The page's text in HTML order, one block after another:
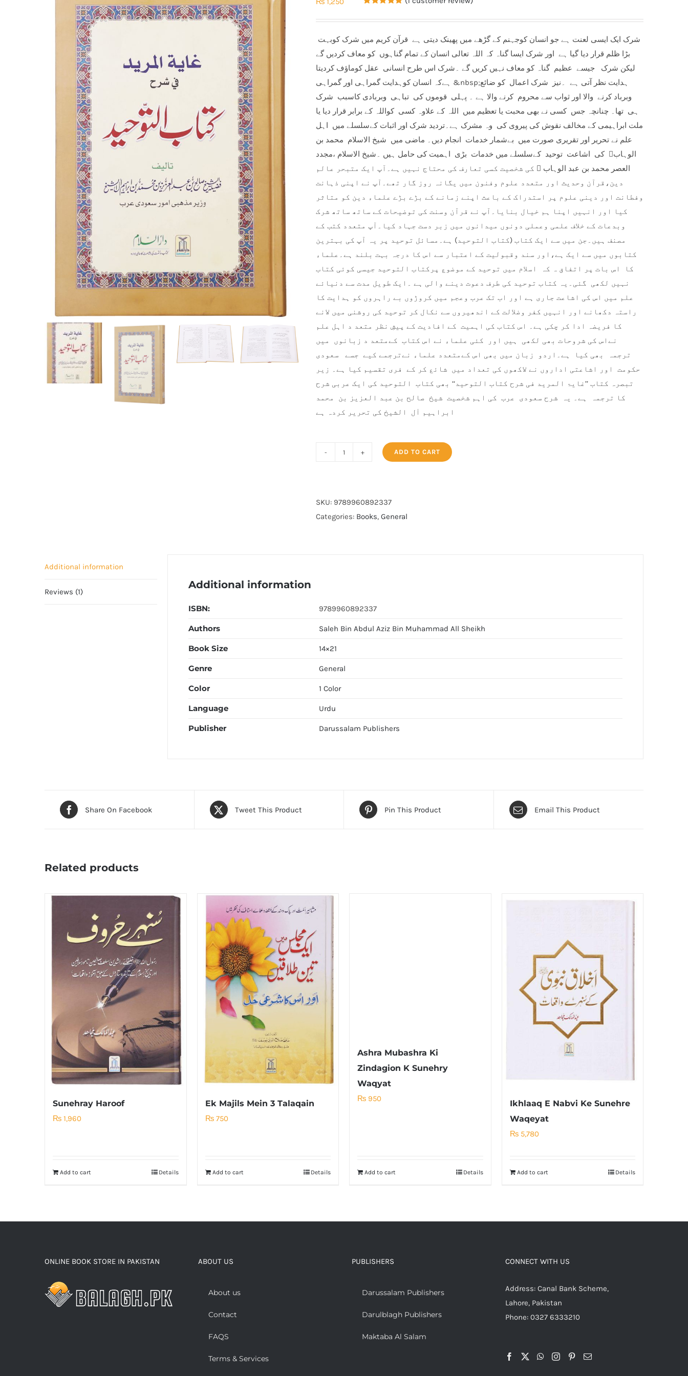
out of 5
customer
rating
بڑا ظلم قرار دیا گیا ہے اور شرک ایسا گناہ کہ اللہ تعالی انسان کے تمام گناہوں کو معاف کردیں گے
لیکن شرک جیسے عظیم گناہ کو معاف نہیں کریں گے ۔شرک اس طرح انسانی عقل کوماؤف کردیتا
ہےکہ انسان کوہدایت گمراہی اور گمراہی &nbsp;ہدایت نظر آتی ہے ۔نیز شرک اعمال کو ضائع
وبرباد کرنے والا اور ثواب سے محروم کرنے والا ہے ۔ پہلی قوموں کی تباہی وبربادی کاسبب شرک
ہی تھا۔ چنانچہ جس کسی نے بھی محبت یا تعظیم میں اللہ کے علاوہ کسی کواللہ کے برابر قرار دیا یا
ملت ابراہیمی کے مخالف نقوش کی پیروی کی وہ مشرک ہے۔تردید شرک اور اثبات کےسلسلے میں اہل
علم نے تحریر اور تقریری صورت میں بےشمار خدمات انجام دیں۔ ماضی میں شیخ الاسلام محمد بن
الوہاب﷫ کی اشاعت توحید کےسلسلے میں خدمات بڑی اہمیت کی حامل ہیں ۔شیخ الاسلام ،مجدد
العصر محمد بن عبد الوہاب ﷫ کی شخصیت کسی تعارف کی محتاج نہیں ہے۔آپ ایک متبحر عالم
دین،قرآن وحدیث اور متعدد علوم وفنون میں یگانہ روز گار تھے۔آپ نے اپنی ذہانت
وفطانت اور دینی علوم پر استدراک کے باعث اپنے زمانے کے بڑے بڑے علماء دین کو متاثر
کیا اور انہیں اپنا ہم خیال بنایا۔آپ نے قرآن وسنت کی توضیحات کے ساتھ ساتھ شرک
وبدعات کے خلاف علمی وعملی دونوں میدانوں میں زبر دست جہاد کیا۔آپ متعدد کتب کے
مصنف ہیں۔جن میں سے ایک کتاب (کتاب التوحید) ہے۔مسائل توحید پر یہ آپ کی بہترین
کتابوں میں سے ایک ہے،اور سند وقبولیت کے اعتبار سے اس کا درجہ بہت بلند ہے۔علماء
کا اس بات پر اتفاق ہ کہ اسلام میں توحید کے موضوع پرکتاب التوحید جیسی کوئی کتاب
نہیں لکھی گئی۔یہ کتاب توحید کی طرف دعوت دینے والی ہے ۔ایک طویل مدت سے دنیائے
علم میں اس کی اشاعت جاری ہے اور اب تک عرب وعجم میں کروڑوں بے راہروں کو ہدایت کا
راستہ دکھانے اور انہیں کفر وضلالت کے اندھیروں سے نکال کر توحید کی روشنی میں لانے
کا فریضہ ادا کر چکی ہے۔ اس کتاب کی اہمیت کے افادیت کے پیشِ نظر متعد د اہل علم
نےاس کی شروحات بھی لکھی ہیں اور کئی علماء نے اس کتاب کےمتعد د زبانوں میں
ترجمہ بھی کیا ہے۔اردو زبان میں بھی اس کےمتعدد علماء نےترجمے کیے جسے سعودی
حکومت اور اشاعتی اداروں نے لاکھوں کی تعداد میں شائع کر کے فری تقسیم کیا ہے۔ زیر
تبصرہ کتاب ’’غایۃ المرید فی شرح کتاب التوحید‘‘ بھی کتاب التوحید کی ایک عربی شرح
کا ترجمہ ہے۔ یہ شرح سعودی عرب کی اہم شخصیت شیخ صالح بن عبد العزیز بن محمد
Sharah
Kitab
ADD TO CART
SKU: 9789960892337
Categories: Books, General
Additional information
Reviews (1)
Additional information
ISBN: 9789960892337
Authors Saleh Bin Abdul Aziz Bin Muhammad All Sheikh
Book Size 14×21
Genre General
Color 1 Color
Language Urdu
Publisher Darussalam Publishers
Share On Facebook Tweet This Product Pin This Product Email This Product
Related products
Sunehray Haroof
₨ 1,960
Add to cart Details
Ek Majils Mein 3 Talaqain
₨750
Add to cart Details
Ashra Mubashra Ki
Zindagion K Sunehry
Waqyat
₨ 950
Add to cart Details
Ikhlaaq E Nabvi Ke Sunehre
Waqeyat
₨5,780
Add to cart Details
ONLINE BOOK STORE IN PAKISTAN ABOUT US
About us
Contact
FAQS
Terms & Services
PUBLISHERS
Darussalam Publishers
Darulblagh Publishers
Maktaba Al Salam
CONNECT WITH US
Address: Canal Bank Scheme,
Lahore, Pakistan
Phone: 0327 6333210